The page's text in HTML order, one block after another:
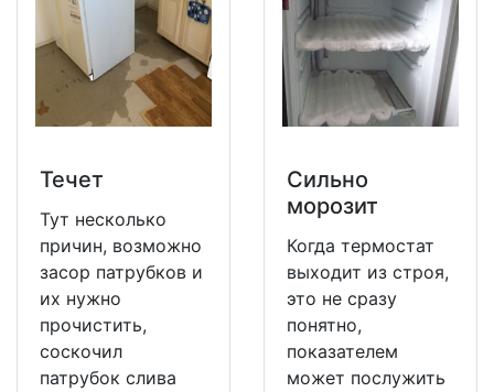
Течет
Тут несколько
причин, возможно
засор патрубков и
их нужно
прочистить,
соскочил
патрубок слива
Сильно
морозит
Когда термостат
выходит из строя,
это не сразу
понятно,
показателем
может послужить